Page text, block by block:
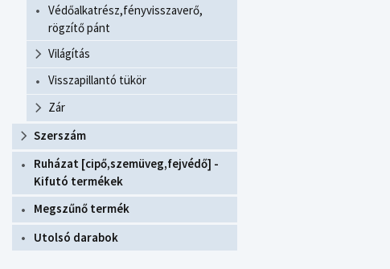
Védőalkatrész,fényvisszaverő,
rögzítő pánt
Világítás
Visszapillantó tükör
Zár
Szerszám
Ruházat [cipő,szemüveg,fejvédő] -
Kifutó termékek
Megszűnő termék
Utolsó darabok